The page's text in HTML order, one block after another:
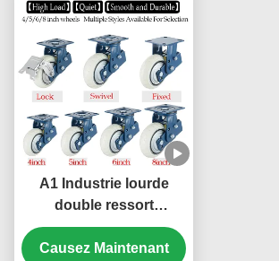
A1 Industrie lourde
double ressort
absorbant les chocs du
noyau en acier
Causez Maintenant